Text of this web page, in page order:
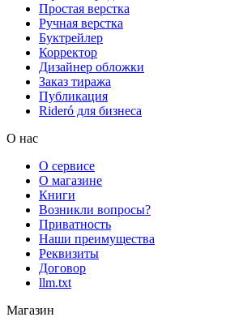
Простая верстка
Ручная верстка
Буктрейлер
Корректор
Дизайнер обложки
Заказ тиража
Публикация
Rideró для бизнеса
О нас
О сервисе
О магазине
Книги
Возникли вопросы?
Приватность
Наши преимущества
Реквизиты
Договор
llm.txt
Магазин